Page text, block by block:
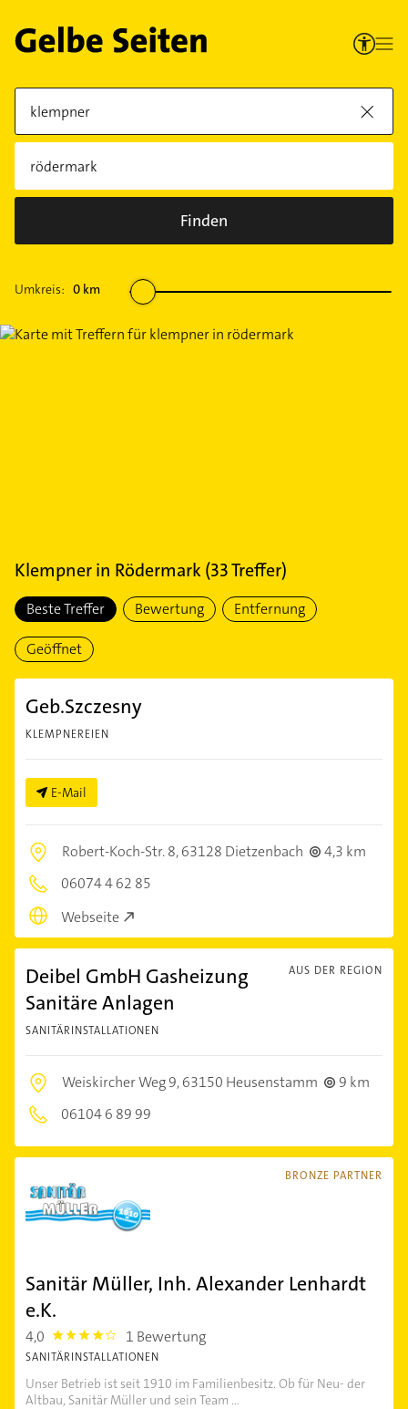
Finden
Umkreis: 0 km
Klempnerin Rödermark(33Treffer)
Beste Treffer Bewertung Entfernung
Geöffnet
Geb.Szczesny
KLEMPNEREIEN
E-Mail
Robert-Koch-Str. 8,63128 Dietzenbach
4,3 km
06074 4 62 85
Webseite
AUS DER REGION
Deibel GmbH Gasheizung
Sanitäre Anlagen
SANITÄRINSTALLATIONEN
Weiskircher Weg 9,63150 Heusenstamm
9 km
06104 6 89 99
BRONZE PARTNER
Sanitär Müller, Inh. Alexander Lenhardt
e.K.
4,0 4.0 1 Bewertung
SANITÄRINSTALLATIONEN
Unser Betrieb ist seit 1910 im Familienbesitz. Ob für Neu- der
Altbau, Sanitär Müller und sein Team ...